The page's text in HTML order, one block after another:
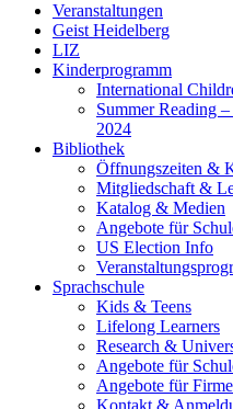
Veranstaltungen
Geist Heidelberg
LIZ
Kinderprogramm
International
Summer Reading
2024
Bibliothek
Öffnungszeiten &
Mitgliedschaft &
Katalog & Medien
Angebote für
US Election Info
Sprachschule
Kids & Teens
Lifelong Learners
Research &
Angebote für
Angebote für
Kontakt &